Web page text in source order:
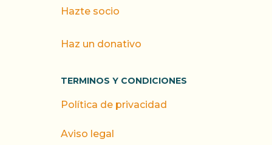
Hazte socio
Haz un donativo
TERMINOS Y CONDICIONES
Política de privacidad
Aviso legal